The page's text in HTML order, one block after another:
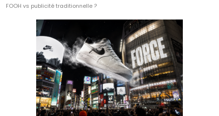
FOOH vs publicité traditionnelle ?